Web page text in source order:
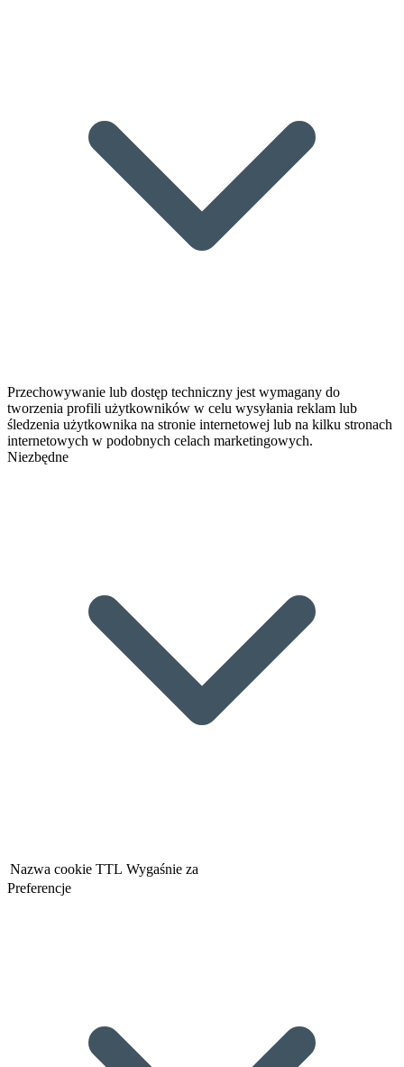
Przechowywanie lub dostęp techniczny jest wymagany do
tworzenia profili użytkowników w celu wysyłania reklam lub
śledzenia użytkownika na stronie internetowej lub na kilku stronach
internetowych w podobnych celach marketingowych.
Niezbędne
Nazwa cookie TTL Wygaśnie za
Preferencje